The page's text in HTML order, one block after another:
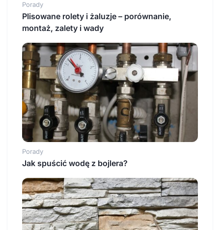
Porady
Plisowane rolety i żaluzje – porównanie,
montaż, zalety i wady
Porady
Jak spuścić wodę z bojlera?